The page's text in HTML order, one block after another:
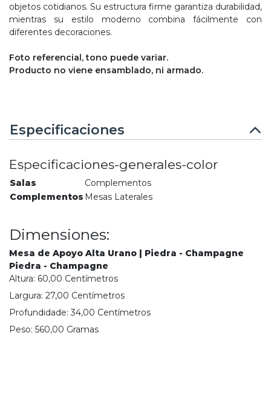
objetos cotidianos. Su estructura firme garantiza durabilidad,
mientras su estilo moderno combina fácilmente con
diferentes decoraciones.
Foto referencial, tono puede variar.
Producto no viene ensamblado, ni armado.
Especificaciones
Especificaciones-generales-color
Salas
Complementos
Complementos Mesas Laterales
Dimensiones:
Mesa de Apoyo Alta Urano | Piedra - Champagne
Piedra - Champagne
Altura: 60,00 Centímetros
Largura: 27,00 Centímetros
Profundidade:34,00 Centímetros
Peso: 560,00 Gramas